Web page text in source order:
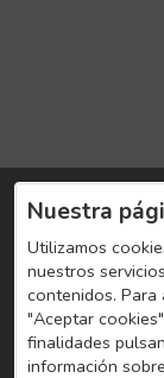
Nuestra
Utilizamos
nuestros
contenidos.
"Aceptar
finalidades
información